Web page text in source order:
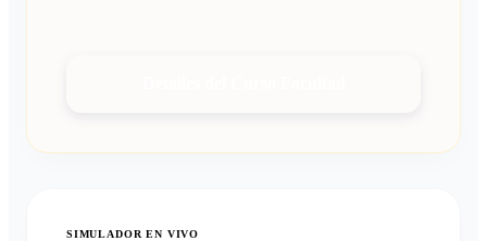
SIMULADOR EN VIVO